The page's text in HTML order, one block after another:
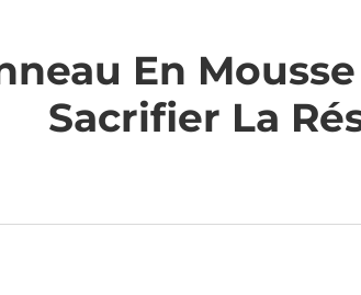
En
Sacrifier La